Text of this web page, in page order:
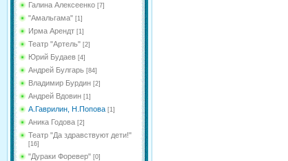
Галина Алексеенко [7]
"Амальгама" [1]
Ирма Арендт [1]
Театр "Артель" [2]
Юрий Будаев [4]
Андрей Булгарь [84]
Владимир Бурдин [2]
Андрей Вдовин [1]
А.Гаврилин, Н.Попова [1]
Аника Годова [2]
Театр "Да здравствуют дети!"
[16]
"Дураки Форевер" [0]